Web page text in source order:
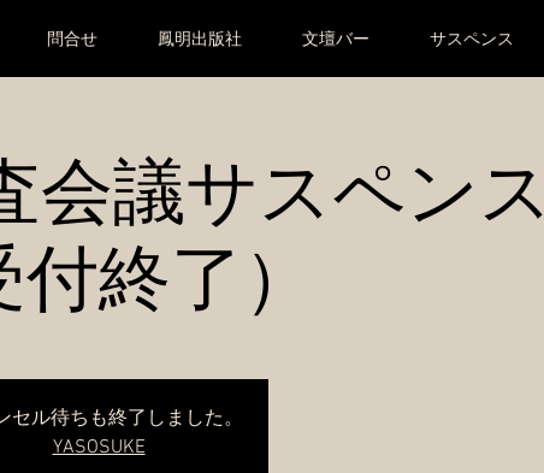
問合せ 鳳明出版社 文壇バー サスペンス
会議サスペンス
付終了）
セル待ちも終了しました。
YASOSUKE